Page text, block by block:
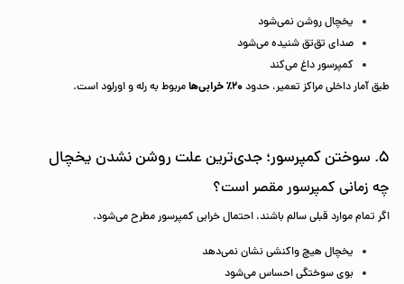
یخچال روشن نمی‌شود
صدای تق‌تق شنیده می‌شود
کمپرسور داغ می‌کند
طبق آمار داخلی مراکز تعمیر، حدود۲۰٪ خرابی‌ها مربوط به رله و اورلود است.
5. سوختن کمپرسور؛ جدی‌ترین علت روشن نشدن یخچال
چه زمانی کمپرسور مقصر است؟
اگر تمام موارد قبلی سالم باشند، احتمال خرابی کمپرسور مطرح می‌شود.
یخچال هیچ واکنشی نشان نمی‌دهد
بوی سوختگی احساس می‌شود